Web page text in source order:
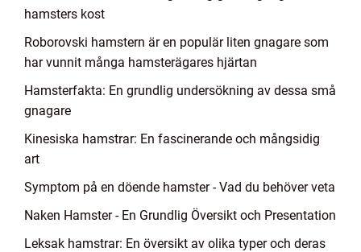
hamsters kost
Roborovski hamstern är en populär liten gnagare som
har vunnit många hamsterägares hjärtan
Hamsterfakta: En grundlig undersökning av dessa små
gnagare
Kinesiska hamstrar: En fascinerande och mångsidig
art
Symptom på en döende hamster - Vad du behöver veta
Naken Hamster - En Grundlig Översikt och Presentation
Leksak hamstrar: En översikt av olika typer och deras